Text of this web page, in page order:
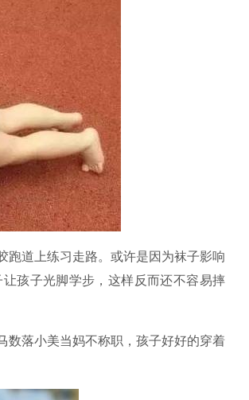
跑道上练习走路。或许是因为袜子影响
孩子光脚学步，这样反而还不容易摔
数落小美当妈不称职，孩子好好的穿着